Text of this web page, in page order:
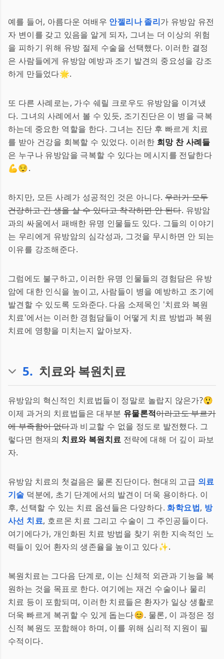
예를 들어, 아름다운 여배우 안젤리나 졸리가 유방암 유전
자 변이를 갖고 있음을 알게 되자, 그녀는 더 이상의 위험
을 피하기 위해 유방 절제 수술을 선택했다. 이러한 결정
은 사람들에게 유방암 예방과 조기 발견의 중요성을 강조
하게 만들었다🌟.
또 다른 사례로는, 가수 쉐릴 크로우도 유방암을 이겨냈
다. 그녀의 사례에서 볼 수 있듯, 조기진단은 이 병을 극복
하는데 중요한 역할을 한다. 그녀는 진단 후 빠르게 치료
를 받아 건강을 회복할 수 있었다. 이러한 희망 찬 사례들
은 누구나 유방암을 극복할 수 있다는 메시지를 전달한다
💪😌.
하지만, 모든 사례가 성공적인 것은 아니다. 우리가 모두
건강하고 긴 생을 살 수 있다고 착각하면 안 된다. 유방암
과의 싸움에서 패배한 유명 인물들도 있다. 그들의 이야기
는 우리에게 유방암의 심각성과, 그것을 무시하면 안 되는
이유를 강조해준다.
그럼에도 불구하고, 이러한 유명 인물들의 경험담은 유방
암에 대한 인식을 높이고, 사람들이 병을 예방하고 조기에
발견할 수 있도록 도와준다. 다음 소제목인 '치료와 복원
치료'에서는 이러한 경험담들이 어떻게 치료 방법과 복원
치료에 영향을 미치는지 알아보자.
5. 치료와 복원치료
유방암의 혁신적인 치료법들이 정말로 놀랍지 않은가?😲
이제 과거의 치료법들은 대부분 유물론적이라고도 부르기
에 부족함이 없다과 비교할 수 없을 정도로 발전했다. 그
렇다면 현재의치료와 복원치료 전략에 대해 더 깊이 파보
자.
유방암 치료의 첫걸음은 물론 진단이다. 현대의 고급 의료
기술 덕분에, 초기 단계에서의 발견이 더욱 용이하다. 이
후, 선택할 수 있는 치료 옵션들은 다양하다.화학요법, 방
사선 치료, 호르몬 치료 그리고 수술이 그 주인공들이다.
여기에다가, 개인화된 치료 방법을 찾기 위한 지속적인 노
력들이 있어 환자의 생존율을 높이고 있다✨.
복원치료는 그다음 단계로, 이는 신체적 외관과 기능을 복
원하는 것을 목표로 한다. 여기에는 재건 수술이나 물리
치료 등이 포함되며, 이러한 치료들은 환자가 일상 생활로
더욱 빠르게 복귀할 수 있게 돕는다😊. 물론, 이 과정은 정
신적 복원도 포함해야 하며, 이를 위해 심리적 지원이 필
수적이다.